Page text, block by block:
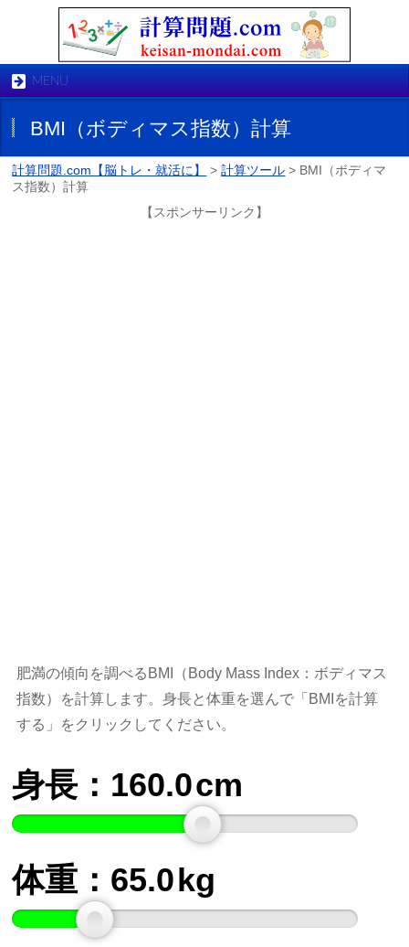
MENU
BMI（ボディマス指数）計算
計算問題.com【脳トレ・就活に】 >計算ツール > BMI（ボディマ
ス指数）計算
【スポンサーリンク】
肥満の傾向を調べるBMI（Body Mass Index：ボディマス
指数）を計算します。身長と体重を選んで「BMIを計算
する」をクリックしてください。
身長： 160.0cm
体重： 65.0kg